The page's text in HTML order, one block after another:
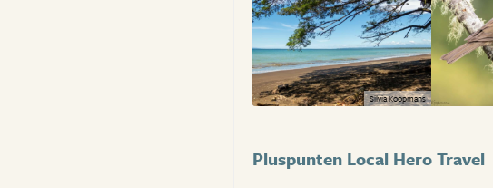
Silvia Koopmans
Pluspunten Local Hero Travel